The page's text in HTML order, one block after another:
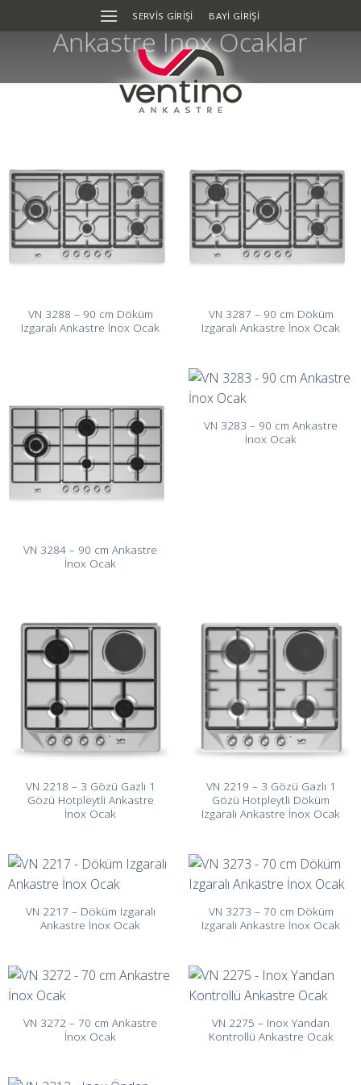
to
SERVIS GIRIŞI BAYİ GİRİŞİ
Ankastre İnox Ocaklar
VN 3288 – 90 cm Döküm
Izgaralı Ankastre İnox Ocak
VN 3287 – 90 cm Döküm
Izgaralı Ankastre İnox Ocak
VN 3284 – 90 cm Ankastre
İnox Ocak
VN 3283 – 90 cm Ankastre
İnox Ocak
VN 2218 – 3 Gözü Gazlı 1
Gözü Hotpleytli Ankastre
İnox Ocak
VN 2219 – 3 Gözü Gazlı 1
Gözü Hotpleytli Döküm
Izgaralı Ankastre İnox Ocak
VN 2217 – Döküm Izgaralı
Ankastre İnox Ocak
VN 3273 – 70 cm Döküm
Izgaralı Ankastre İnox Ocak
VN 3272 – 70 cm Ankastre
İnox Ocak
VN 2275 – Inox Yandan
Kontrollü Ankastre Ocak